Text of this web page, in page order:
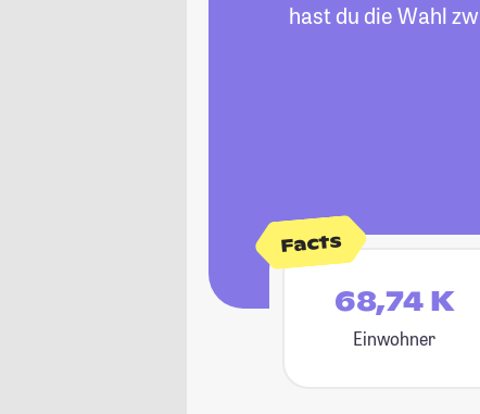
hast du die Wahl
Facts
68,74 K
Einwohner